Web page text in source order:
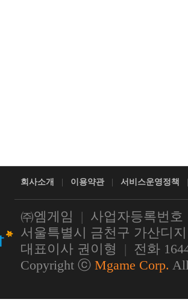
회사소개 이용약관 서비스운영정책
㈜엠게임 | 사업자등록번호
서울특별시 금천구 가산디
대표이사 권이형
| 전화
Copyright ⓒ Mgame Corp.